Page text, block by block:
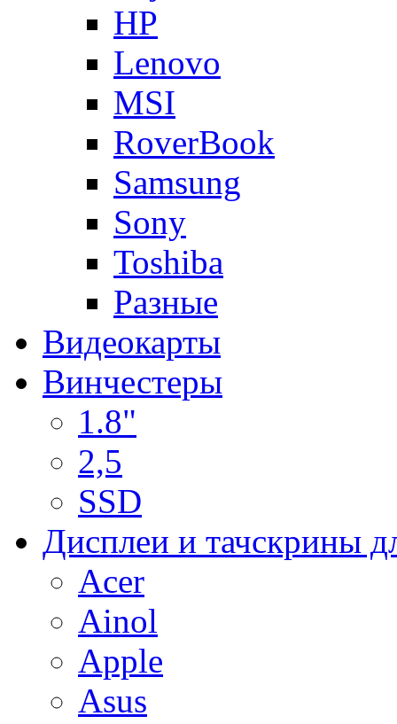
HP
Lenovo
MSI
RoverBook
Samsung
Sony
Toshiba
Разные
Видеокарты
Винчестеры
1.8"
2,5
SSD
Дисплеи и тачскрины
Acer
Ainol
Apple
Asus